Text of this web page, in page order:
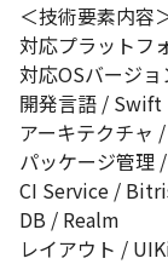
します。「なぜそ
の合意を得られれ
す。
＜技術要素内容
対応プラットフ
対応OSバージ
開発言語 / Swift
アーキテクチャ
パッケージ管理
CI Service /
DB / Realm
レイアウト /